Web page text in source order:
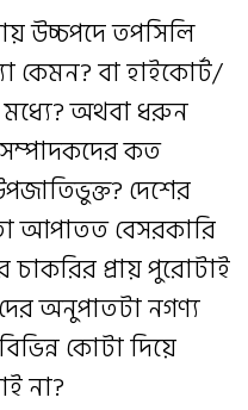
উচ্চপদে তপসিলি
কেমন? বা হাইকোর্ট/
মধ্যে? অথবা ধরুন
কত
দেশের
আপাতত বেসরকারি
চাকরির প্রায় পুরোটাই
অনুপাতটা নগণ্য
কোটা দিয়ে
না?